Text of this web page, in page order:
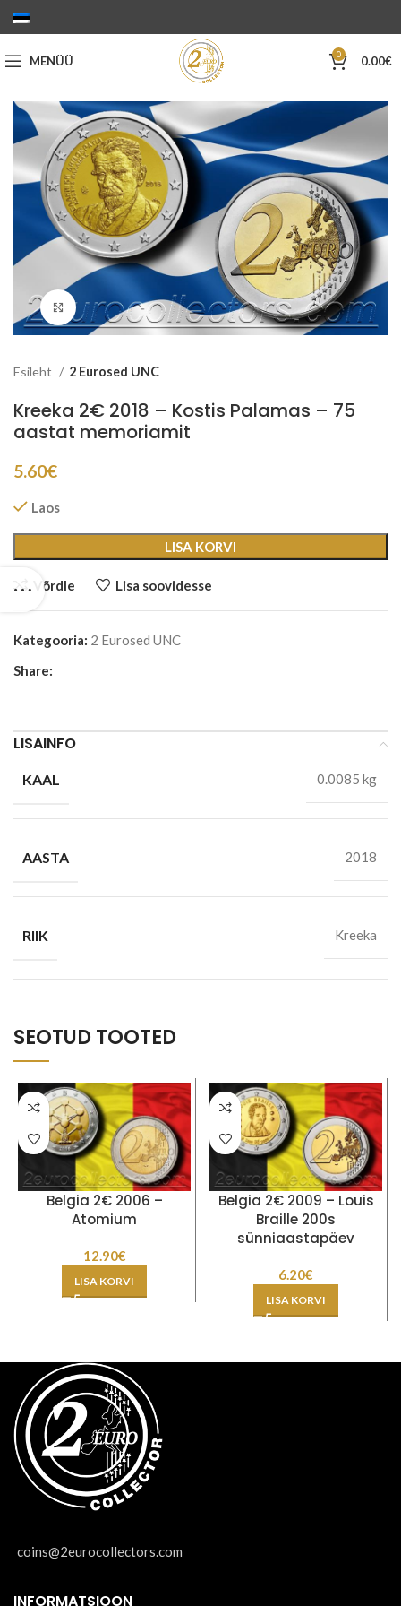
MENÜÜ 0 0.00€
Suurenda
Esileht 2 Eurosed UNC
Kreeka 2€ 2018 – Kostis Palamas – 75
aastat memoriamit
5.60€
Laos
LISA KORVI
Võrdle Lisa soovidesse
Kategooria: 2 Eurosed UNC
Share:
LISAINFO
KAAL 0.0085 kg
AASTA 2018
RIIK Kreeka
SEOTUD TOOTED
Belgia 2€ 2006 –
Atomium
12.90€
LISA KORVI
Belgia 2€ 2009 – Louis
Braille 200s
sünniaastapäev
6.20€
LISA KORVI
coins@2eurocollectors.com
INFORMATSIOON